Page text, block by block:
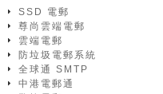
SSD 電郵
尊尚雲端電郵
雲端電郵
防垃圾電郵系統
全球通 SMTP
中港電郵通